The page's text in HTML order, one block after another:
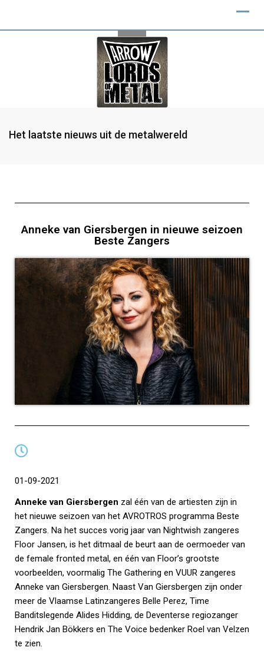
Het laatste nieuws uit de metalwereld
Anneke van Giersbergen in nieuwe seizoen
Beste Zangers
01-09-2021
Anneke van Giersbergen zal één van de artiesten zijn in
het nieuwe seizoen van het AVROTROS programma Beste
Zangers. Na het succes vorig jaar van Nightwish zangeres
Floor Jansen, is het ditmaal de beurt aan de oermoeder van
de female fronted metal, en één van Floor’s grootste
voorbeelden, voormalig The Gathering en VUUR zangeres
Anneke van Giersbergen. Naast Van Giersbergen zijn onder
meer de Vlaamse Latinzangeres Belle Perez, Time
Banditslegende Alides Hidding, de Deventerse regiozanger
Hendrik Jan Bökkers en The Voice bedenker Roel van Velzen
te zien.